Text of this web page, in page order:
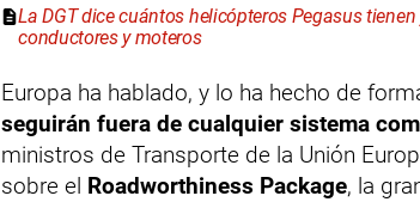
La DGT dice cuántos helicópteros Pegasus
conductores y moteros
Europa ha hablado, y lo ha hecho de
seguirán fuera de cualquier sistema
ministros de Transporte de la Unión
sobre el Roadworthiness Package, la